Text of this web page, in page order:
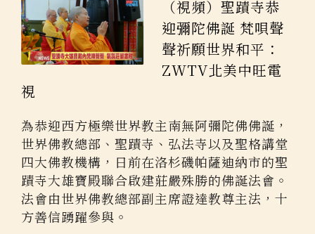
（視頻）聖蹟寺恭
迎彌陀佛誕 梵唄聲
聲祈願世界和平：
ZWTV北美中旺電
視
為恭迎西方極樂世界教主南無阿彌陀佛佛誕，
世界佛教總部、聖蹟寺、弘法寺以及聖格講堂
四大佛教機構，日前在洛杉磯帕薩迪納市的聖
蹟寺大雄寶殿聯合啟建莊嚴殊勝的佛誕法會。
法會由世界佛教總部副主席證達教尊主法，十
方善信踴躍參與。